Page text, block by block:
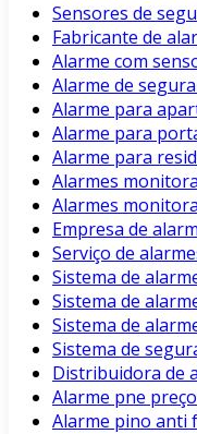
Sensores de
Fabricante de
Alarme com
Alarme de
Alarme para
Alarme para
Alarme para
Alarmes
Alarmes
Empresa de
Serviço de
Sistema de
Sistema de
Sistema de
Sistema de
Distribuidora de
Alarme pne preço
Alarme pino anti